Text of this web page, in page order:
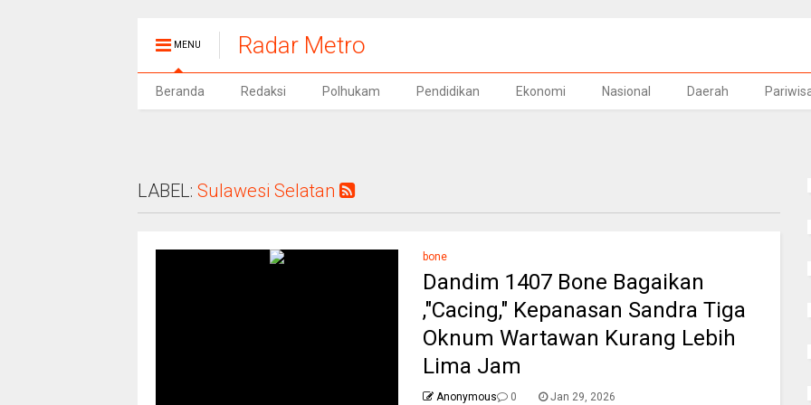
MENU Radar Metro
Beranda Redaksi Polhukam Pendidikan Ekonomi Nasional Daerah
LABEL: Sulawesi Selatan
bone
Dandim 1407 Bone Bagaikan
,"Cacing," Kepanasan Sandra Tiga
Oknum Wartawan Kurang Lebih
Lima Jam
Anonymous 0 Jan 29, 2026